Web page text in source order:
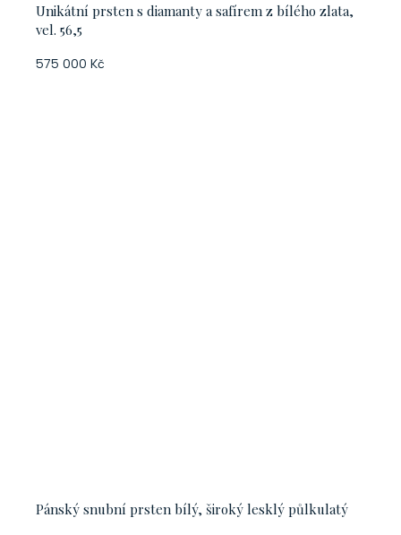
Unikátní prsten s diamanty a safírem z bílého zlata,
vel. 56,5
575 000 Kč
Pánský snubní prsten bílý, široký lesklý půlkulatý